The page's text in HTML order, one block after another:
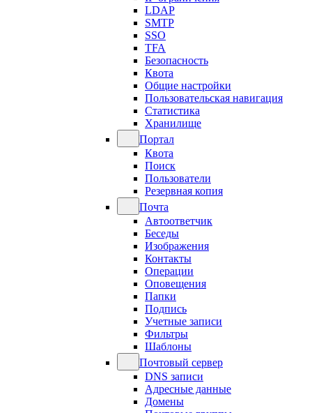
LDAP
SMTP
SSO
TFA
Безопасность
Квота
Общие настройки
Пользовательская навигация
Статистика
Хранилище
Портал
Квота
Поиск
Пользователи
Резервная копия
Почта
Автоответчик
Беседы
Изображения
Контакты
Операции
Оповещения
Папки
Подпись
Учетные записи
Фильтры
Шаблоны
Почтовый сервер
DNS записи
Адресные данные
Домены